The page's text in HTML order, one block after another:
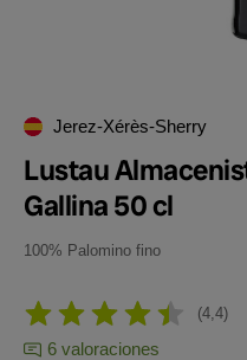
Jerez-Xérès-Sherry
Lustau
Gallina 50 cl
100% Palomino fino
4,4
6 valoraciones